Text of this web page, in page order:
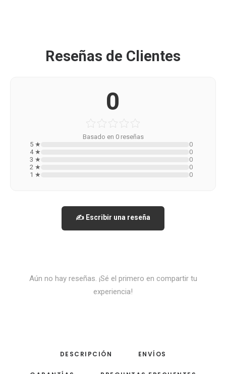
Reseñas de Clientes
0
Basado en 0 reseñas
5 ★
0
4 ★
0
3 ★
0
2 ★
0
1 ★
0
✍️ Escribir una reseña
Aún no hay reseñas. ¡Sé el primero en compartir tu
experiencia!
DESCRIPCIÓN ENVÍOS